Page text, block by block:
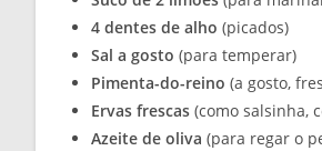
4 dentes de alho (picados)
Sal a gosto (para temperar)
Pimenta-do-reino (a gosto,
Ervas frescas (como salsinha,
Azeite de oliva (para regar o